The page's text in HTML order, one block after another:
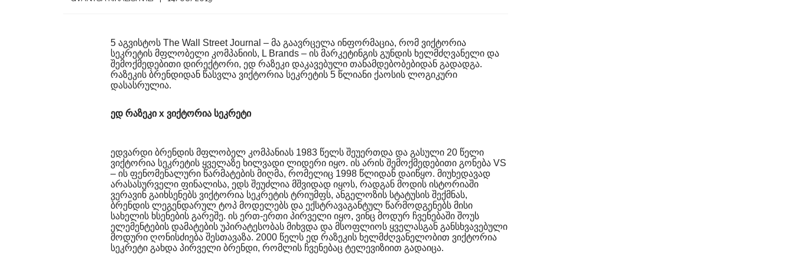
5 აგვისტოს The Wall Street Journal – მა გაავრცელა ინფორმაცია, რომ ვიქტორია
სეკრეტის მფლობელი კომპანიის, L Brands – ის მარკეტინგის გუნდის ხელმძღვანელი და
შემოქმედებითი დირექტორი, ედ რაზეკი დაკავებული თანამდებობებიდან გადადგა.
რაზეკის ბრენდიდან წასვლა ვიქტორია სეკრეტის 5 წლიანი ქაოსის ლოგიკური
დასასრულია.
ედ რაზეკი x ვიქტორია სეკრეტი
ედვარდი ბრენდის მფლობელ კომპანიას 1983 წელს შეუერთდა და გასული 20 წელი
ვიქტორია სეკრეტის ყველაზე ხილვადი ლიდერი იყო. ის არის შემოქმედებითი გონება VS
– ის ფენომენალური წარმატების მიღმა, რომელიც 1998 წლიდან დაიწყო. მიუხედავად
არასასურველი ფინალისა, ედს შეუძლია მშვიდად იყოს, რადგან მოდის ისტორიაში
ვერავინ გაიხსენებს ვიქტორია სეკრეტის ტრიუმფს, ანგელოზის სტატუსის შექმნას,
ბრენდის ლეგენდარულ ტოპ მოდელებს და ექსტრავაგანტულ წარმოდგენებს მისი
სახელის ხსენების გარეშე. ის ერთ-ერთი პირველი იყო, ვინც მოდურ ჩვენებაში შოუს
ელემენტების დამატების უპირატესობას მიხვდა და მსოფლიოს ყველასგან განსხვავებული
მოდური ღონისძიება შესთავაზა. 2000 წელს ედ რაზეკის ხელმძღვანელობით ვიქტორია
სეკრეტი გახდა პირველი ბრენდი, რომლის ჩვენებაც ტელევიზიით გადაიცა.